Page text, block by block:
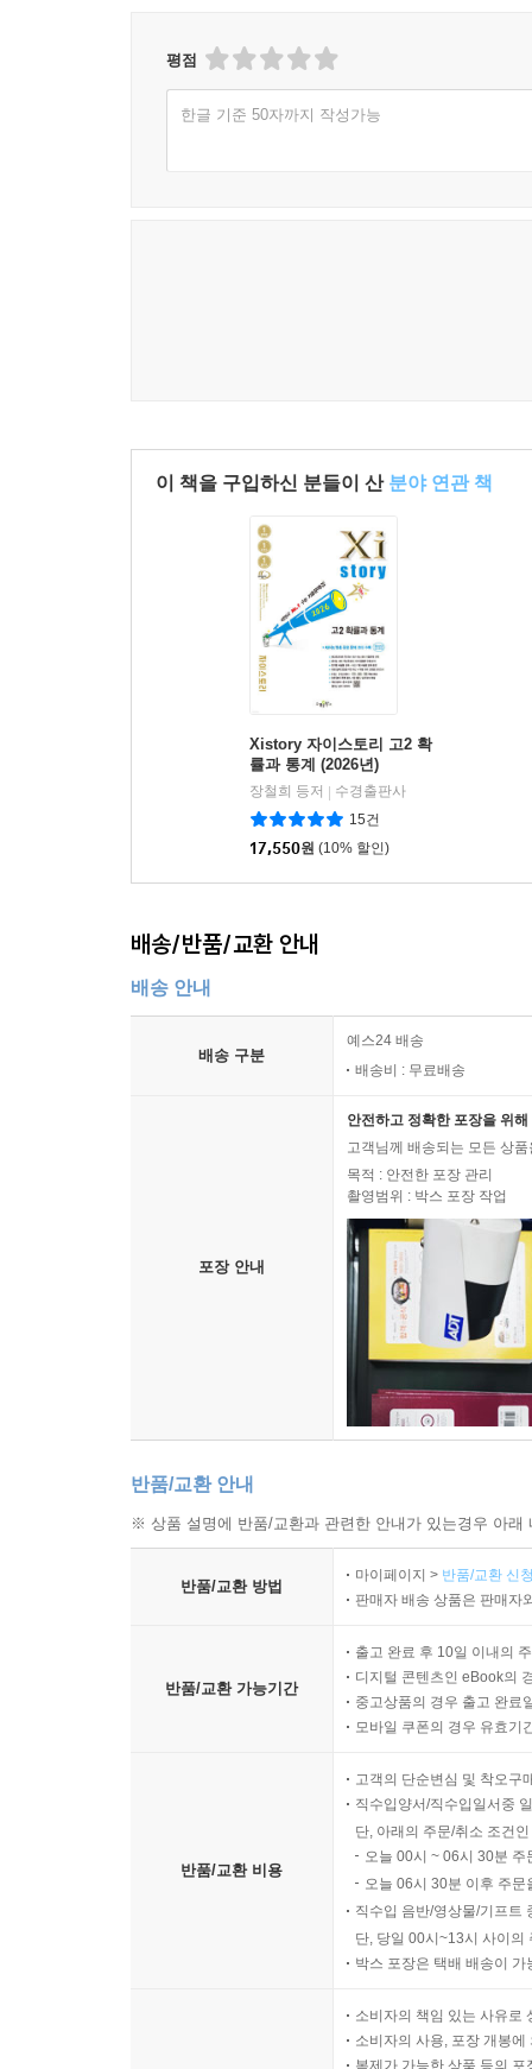
평점
한글 기준 50자까지 작성가능
이 책을 구입하신 분들이 산 분야 연관 책
Xistory 자이스토리 고2 확
률과 통계 (2026년)
장철희 등저
수경출판사
15건
17,550원 (10% 할인)
배송/반품/교환 안내
배송 안내
배송 구분
예스24 배송
배송비 : 무료배송
포장 안내
안전하고 정확한 포장을 위
고객님께 배송되는 모든 상
목적 : 안전한 포장 관리
촬영범위 : 박스 포장 작업
반품/교환 안내
※ 상품 설명에 반품/교환과 관련한 안내가 있는경우 아
반품/교환 방법
마이페이지 > 반품/교환 신
판매자 배송 상품은 판매자
반품/교환 가능기간
출고 완료 후 10일 이내의
디지털 콘텐츠인 eBook의
중고상품의 경우 출고 완료
모바일 쿠폰의 경우 유효기
반품/교환 비용
고객의 단순변심 및 착오구
직수입양서/직수입일서중
단, 아래의 주문/취소 조건
오늘 00시 ~ 06시 30분
오늘 06시 30분 이후 주
직수입 음반/영상물/기프트
단, 당일 00시~13시 사이의
박스 포장은 택배 배송이
소비자의 책임 있는 사유로
소비자의 사용, 포장 개봉